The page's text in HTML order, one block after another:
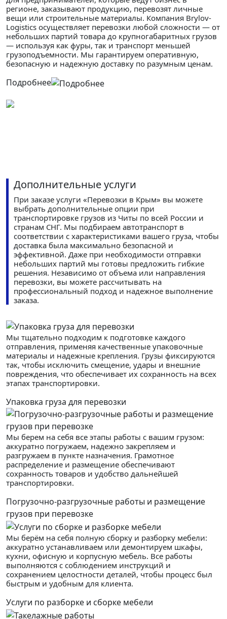
регионе, заказывают продукцию, перевозят личные
вещи или строительные материалы. Компания Brylov-
Logistics осуществляет перевозки любой сложности — от
небольших партий товара до крупногабаритных грузов
— используя как фуры, так и транспорт меньшей
грузоподъемности. Мы гарантируем оперативную,
безопасную и надежную доставку по разумным ценам.
Подробнее
Дополнительные услуги
При заказе услуги «Перевозки в Крым» вы можете
выбрать дополнительные опции при
транспортировке грузов из Читы по всей России и
странам СНГ. Мы подбираем автотранспорт в
соответствии с характеристиками вашего груза, чтобы
доставка была максимально безопасной и
эффективной. Даже при необходимости отправки
небольших партий мы готовы предложить гибкие
решения. Независимо от объема или направления
перевозки, вы можете рассчитывать на
профессиональный подход и надежное выполнение
заказа.
Мы тщательно подходим к подготовке каждого
отправления, применяя качественные упаковочные
материалы и надежные крепления. Грузы фиксируются
так, чтобы исключить смещение, удары и внешние
повреждения, что обеспечивает их сохранность на всех
этапах транспортировки.
Упаковка груза для перевозки
Мы берем на себя все этапы работы с вашим грузом:
аккуратно погружаем, надежно закрепляем и
разгружаем в пункте назначения. Грамотное
распределение и размещение обеспечивают
сохранность товаров и удобство дальнейшей
транспортировки.
Погрузочно-разгрузочные работы и размещение
грузов при перевозке
Мы берём на себя полную сборку и разборку мебели:
аккуратно устанавливаем или демонтируем шкафы,
кухни, офисную и корпусную мебель. Все работы
выполняются с соблюдением инструкций и
сохранением целостности деталей, чтобы процесс был
быстрым и удобным для клиента.
Услуги по разборке и сборке мебели